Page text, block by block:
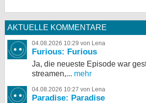
AKTUELLE KOMMENTARE
04.08.2026 10:29 von Lena
Furious: Furious
Ja, die neueste Episode war
streamen,... mehr
04.08.2026 10:27 von Lena
Paradise: Paradise